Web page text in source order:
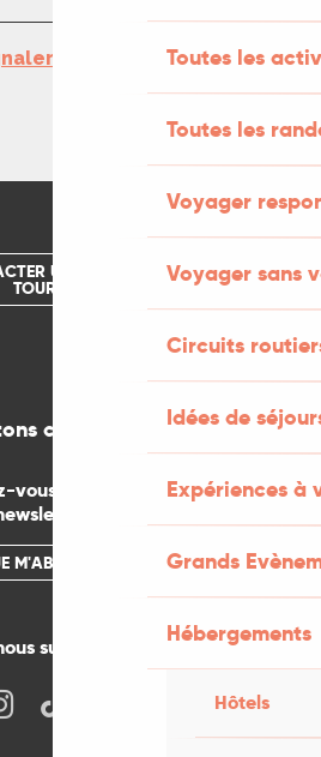
Toutes les
Toutes les
Voyager
Voyager sans
Circuits
Idées de
Expériences à
Grands
Hébergements
Hôtels
une erreur
UN OFFICE DE
TOURISME
connectés
vous gratuitement
mensuelle
M'ABONNE
sur les réseaux !